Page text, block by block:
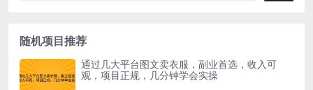
随机项目推荐
通过几大平台图文卖衣服，副业首选，收入可
观，项目正规，几分钟学会实操